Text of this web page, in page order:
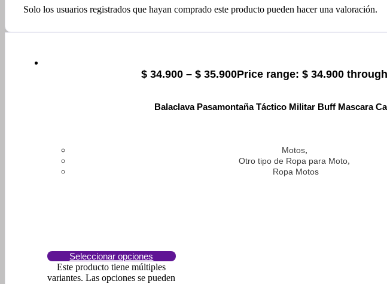
Solo los usuarios registrados que hayan comprado este producto pueden hacer una valoración.
$34.900 – $35.900Price range: $ 34.900
Balaclava Pasamontaña Táctico Militar Buff Mascara
Motos,
Otro tipo de Ropa para Moto,
Ropa Motos
Seleccionar opciones
Este producto tiene múltiples
variantes. Las opciones se pueden